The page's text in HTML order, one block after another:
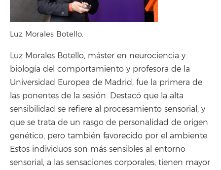
Luz Morales Botello.
Luz Morales Botello, máster en neurociencia y
biología del comportamiento y profesora de la
Universidad Europea de Madrid, fue la primera de
las ponentes de la sesión. Destacó que la alta
sensibilidad se refiere al procesamiento sensorial, y
que se trata de un rasgo de personalidad de origen
genético, pero también favorecido por el ambiente.
Estos individuos son más sensibles al entorno
sensorial, a las sensaciones corporales, tienen mayor